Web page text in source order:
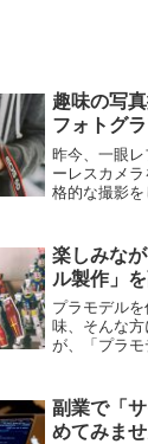
趣味の写
フォトグ
昨今、一眼
ーレスカメ
格的な撮影を
ブライダル
五三・お宮
楽しみな
ル製作」
プラモデル
味、そんな
が、「プラ
などのミリ
城に至るま
副業で「
めてみま